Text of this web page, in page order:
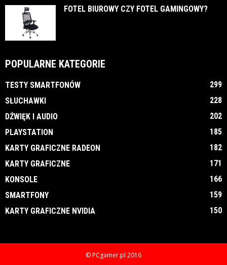
FOTEL BIUROWY CZY FOTEL GAMINGOWY?
POPULARNE KATEGORIE
TESTY SMARTFONÓW
299
SŁUCHAWKI
228
DŹWIĘK I AUDIO
202
PLAYSTATION
185
KARTY GRAFICZNE RADEON
182
KARTY GRAFICZNE
171
KONSOLE
166
SMARTFONY
159
KARTY GRAFICZNE NVIDIA
150
© PCgamer.pl 2016